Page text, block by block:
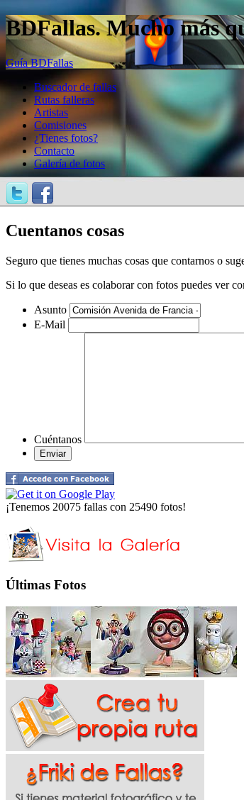
BDFallas. Mucho más
Guía BDFallas
Buscador de fallas
Rutas falleras
Artistas
Comisiones
¿Tienes fotos?
Contacto
Galería de fotos
Cuentanos cosas
Seguro que tienes muchas cosas que contarnos o
Si lo que deseas es colaborar con fotos puedes ver
Asunto
E-Mail
Cuéntanos
¡Tenemos 20075 fallas con 25490 fotos!
Últimas Fotos